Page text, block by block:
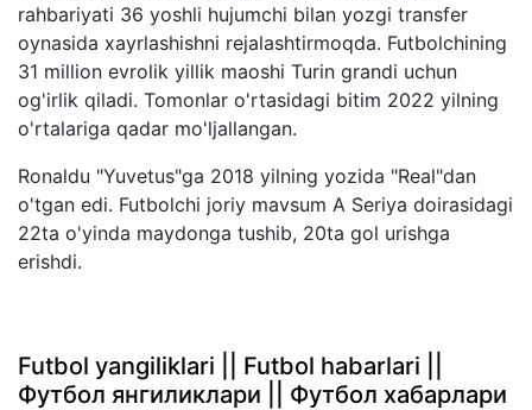
rahbariyati 36 yoshli hujumchi bilan yozgi transfer
oynasida xayrlashishni rejalashtirmoqda. Futbolchining
31 million evrolik yillik maoshi Turin grandi uchun
og'irlik qiladi. Tomonlar o'rtasidagi bitim 2022 yilning
o'rtalariga qadar mo'ljallangan.
Ronaldu "Yuvetus"ga 2018 yilning yozida "Real"dan
o'tgan edi. Futbolchi joriy mavsum A Seriya doirasidagi
22ta o'yinda maydonga tushib, 20ta gol urishga
erishdi.
Futbol yangiliklari || Futbol habarlari ||
Футбол янгиликлари || Футбол хабарлари